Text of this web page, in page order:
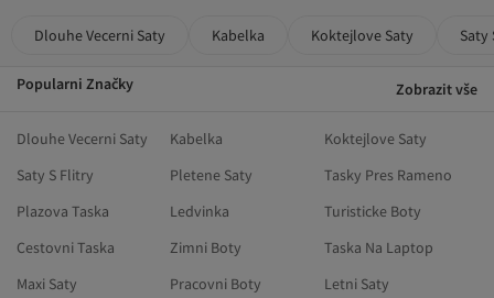
Dlouhe Vecerni Saty Kabelka Koktejlove Saty Saty
Popularni Značky Zobrazit vše
Dlouhe Vecerni Saty Kabelka
Koktejlove Saty
Saty S Flitry
Pletene Saty
Tasky Pres Rameno
Plazova Taska
Ledvinka
Turisticke Boty
Cestovni Taska
Zimni Boty
Taska Na Laptop
Maxi Saty
Pracovni Boty
Letni Saty